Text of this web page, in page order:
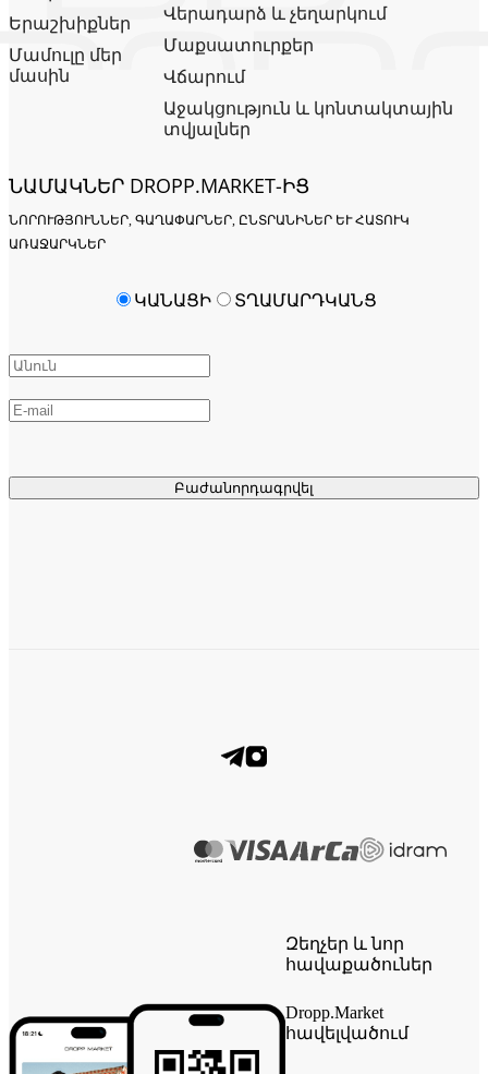
Երաշխիքներ
Մամուլը մեր
մասին
Վերադարձ և չեղարկում
Մաքսատուրքեր
Վճարում
Աջակցություն և կոնտակտային
տվյալներ
ՆԱՄԱԿՆԵՐ DROPP.MARKET-ԻՑ
ՆՈՐՈՒԹՅՈՒՆՆԵՐ, ԳԱՂԱՓԱՐՆԵՐ, ԸՆՏՐԱՆԻՆԵՐ ԵՒ ՀԱՏՈՒԿ Ա
ՌԱՋԱՐԿՆԵՐ
Բաժանորդագրվել
ԿԱՆԱՑԻ ՏՂԱՄԱՐԴԿԱՆՑ
Զեղչեր և նոր
հավաքածուներ
Dropp.Market
հավելվածում